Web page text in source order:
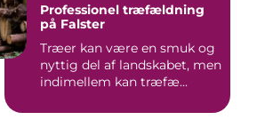
Professionel træfældning
på Falster
Træer kan være en smuk og
nyttig del af landskabet, men
indimellem kan træfæ...